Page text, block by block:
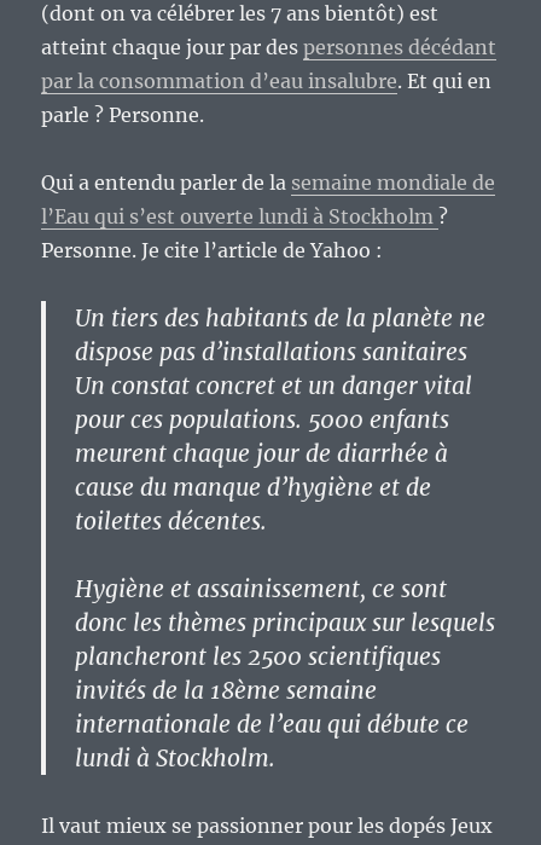
(dont on va célébrer les 7 ans bientôt) est
atteint chaque jour par despersonnes décédant
par la consommation d’eau insalubre. Et qui en
parle ? Personne.
Qui a entendu parler de la semaine mondiale de
l’Eau qui s’est ouverte lundi à Stockholm ?
Personne. Je cite l’article de Yahoo :
Un tiers des habitants de la planète ne
dispose pas d’installations sanitaires
Un constat concret et un danger vital
pour ces populations. 5000 enfants
meurent chaque jour de diarrhée à
cause du manque d’hygiène et de
toilettes décentes.
Hygiène et assainissement, ce sont
donc les thèmes principaux sur lesquels
plancheront les 2500 scientifiques
invités de la 18ème semaine
internationale de l’eau qui débute ce
lundi à Stockholm.
Il vaut mieux se passionner pour les dopés Jeux